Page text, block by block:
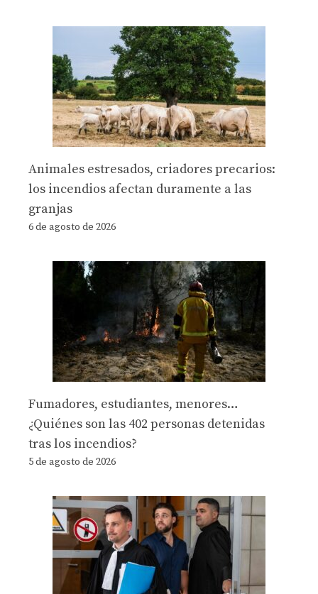
Animales estresados, criadores precarios:
los incendios afectan duramente a las
granjas
6 de agosto de 2026
Fumadores, estudiantes, menores…
¿Quiénes son las 402 personas detenidas
tras los incendios?
5 de agosto de 2026